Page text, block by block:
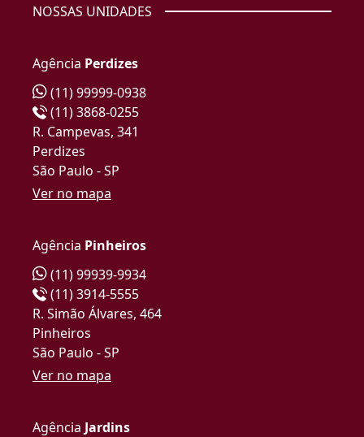
NOSSAS UNIDADES
Agência Perdizes
(11) 99999-0938
(11) 3868-0255
R. Campevas, 341
Perdizes
São Paulo - SP
Ver no mapa
Agência Pinheiros
(11) 99939-9934
(11) 3914-5555
R. Simão Álvares, 464
Pinheiros
São Paulo - SP
Ver no mapa
Agência Jardins